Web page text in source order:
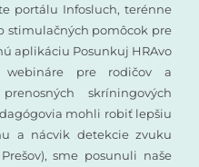
portálu Infosluch, terénne
stimulačných pomôcok pre
aplikáciu Posunkuj HRAvo
pre rodičov a
skríningových
mohli robiť lepšiu
a nácvik detekcie zvuku
sme posunuli naše